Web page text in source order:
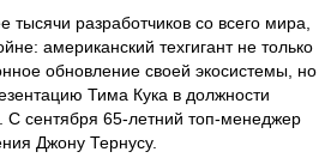
разработчиков со всего мира,
американский техгигант не только
обновление своей экосистемы, но
Тима Кука в должности
С сентября 65-летний топ-менеджер
Джону Тернусу.